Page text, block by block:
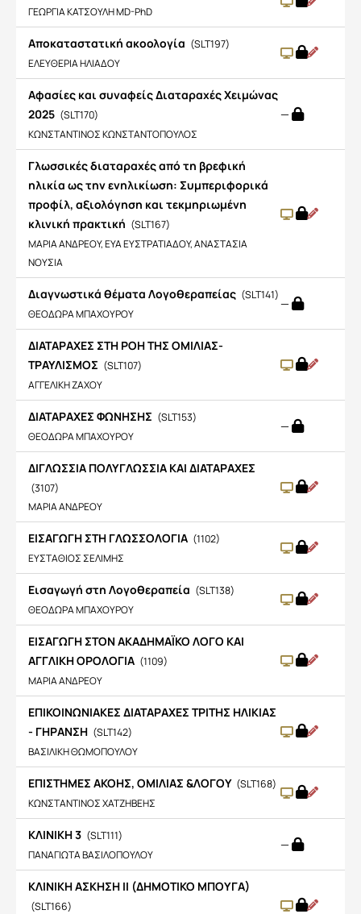
ΓΕΩΡΓΙΑ ΚΑΤΣΟΥΛΗ MD-PhD
Αποκαταστατική ακοολογία (SLT197)
ΕΛΕΥΘΕΡΙΑ ΗΛΙΑΔΟΥ
Αφασίες και συναφείς Διαταραχές Χειμώνας
2025 (SLT170)
ΚΩΝΣΤΑΝΤΙΝΟΣ ΚΩΝΣΤΑΝΤΟΠΟΥΛΟΣ
—
Γλωσσικές διαταραχές από τη βρεφική
ηλικία ως την ενηλικίωση: Συμπεριφορικά
προφίλ, αξιολόγηση και τεκμηριωμένη
κλινική πρακτική (SLT167)
ΜΑΡΙΑ ΑΝΔΡΕΟΥ, ΕΥΑ ΕΥΣΤΡΑΤΙΑΔΟΥ, ΑΝΑΣΤΑΣΙΑ
ΝΟΥΣΙΑ
Διαγνωστικά θέματα Λογοθεραπείας (SLT141)
ΘΕΟΔΩΡΑ ΜΠΑΧΟΥΡΟΥ
—
ΔΙΑΤΑΡΑΧΕΣ ΣΤΗ ΡΟΗ ΤΗΣ ΟΜΙΛΙΑΣ-
ΤΡΑΥΛΙΣΜΟΣ (SLT107)
ΑΓΓΕΛΙΚΗ ΖΑΧΟΥ
ΔΙΑΤΑΡΑΧΕΣ ΦΩΝΗΣΗΣ (SLT153)
ΘΕΟΔΩΡΑ ΜΠΑΧΟΥΡΟΥ
—
ΔΙΓΛΩΣΣΙΑ ΠΟΛΥΓΛΩΣΣΙΑ ΚΑΙ ΔΙΑΤΑΡΑΧΕΣ
(3107)
ΜΑΡΙΑ ΑΝΔΡΕΟΥ
ΕΙΣΑΓΩΓΗ ΣΤΗ ΓΛΩΣΣΟΛΟΓΙΑ (1102)
ΕΥΣΤΑΘΙΟΣ ΣΕΛΙΜΗΣ
Εισαγωγή στη Λογοθεραπεία (SLT138)
ΘΕΟΔΩΡΑ ΜΠΑΧΟΥΡΟΥ
ΕΙΣΑΓΩΓΗ ΣΤΟΝ ΑΚΑΔΗΜΑΪΚΟ ΛΟΓΟ ΚΑΙ
ΑΓΓΛΙΚΗ ΟΡΟΛΟΓΙΑ (1109)
ΜΑΡΙΑ ΑΝΔΡΕΟΥ
ΕΠΙΚΟΙΝΩΝΙΑΚΕΣ ΔΙΑΤΑΡΑΧΕΣ ΤΡΙΤΗΣ ΗΛΙΚΙΑΣ
- ΓΗΡΑΝΣΗ (SLT142)
ΒΑΣΙΛΙΚΗ ΘΩΜΟΠΟΥΛΟΥ
ΕΠΙΣΤΗΜΕΣ ΑΚΟΗΣ, ΟΜΙΛΙΑΣ &ΛΟΓΟΥ (SLT168)
ΚΩΝΣΤΑΝΤΙΝΟΣ ΧΑΤΖΗΒΕΗΣ
ΚΛΙΝΙΚΗ 3 (SLT111)
ΠΑΝΑΓΙΩΤΑ ΒΑΣΙΛΟΠΟΥΛΟΥ
—
ΚΛΙΝΙΚΗ ΑΣΚΗΣΗ ΙΙ (ΔΗΜΟΤΙΚΟ ΜΠΟΥΓΑ)
(SLT166)